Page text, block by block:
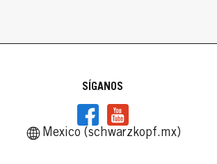
SÍGANOS
Mexico (schwarzkopf.mx)